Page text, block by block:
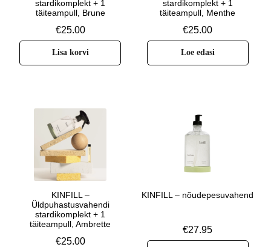
stardikomplekt + 1
täiteampull, Brune
€25.00
Lisa korvi
stardikomplekt + 1
täiteampull, Menthe
€25.00
Loe edasi
KINFILL –
Üldpuhastusvahendi
stardikomplekt + 1
täiteampull, Ambrette
€25.00
KINFILL – nõudepesuvahend
€27.95